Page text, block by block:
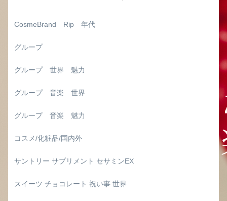
CosmeBrand Rip 年代
グループ
グループ 世界 魅力
グループ 音楽 世界
グループ 音楽 魅力
コスメ/化粧品/国内外
サントリー サプリメント セサミンEX
スイーツ チョコレート 祝い事 世界